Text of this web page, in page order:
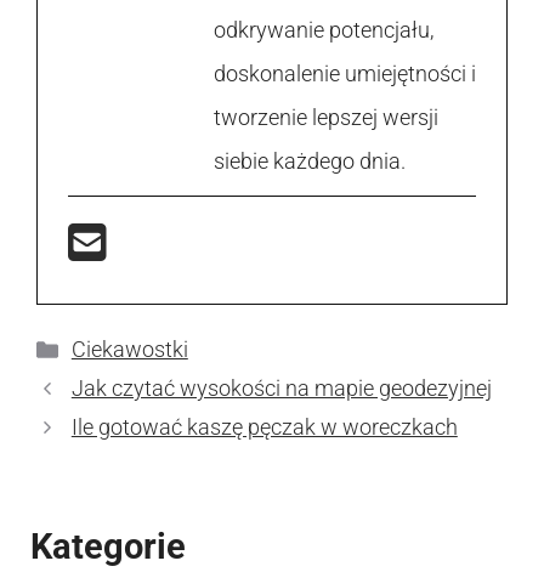
odkrywanie potencjału,
doskonalenie umiejętności i
tworzenie lepszej wersji
siebie każdego dnia.
Kategorie
Ciekawostki
Jak czytać wysokości na mapie geodezyjnej
Ile gotować kaszę pęczak w woreczkach
Kategorie